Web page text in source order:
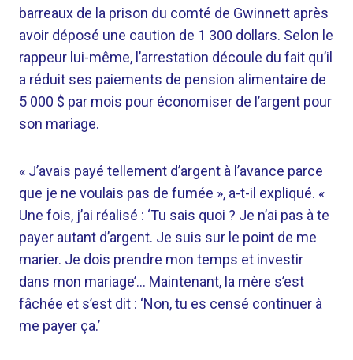
barreaux de la prison du comté de Gwinnett après
avoir déposé une caution de 1 300 dollars. Selon le
rappeur lui-même, l’arrestation découle du fait qu’il
a réduit ses paiements de pension alimentaire de
5 000 $ par mois pour économiser de l’argent pour
son mariage.
« J’avais payé tellement d’argent à l’avance parce
que je ne voulais pas de fumée », a-t-il expliqué. «
Une fois, j’ai réalisé : ‘Tu sais quoi ? Je n’ai pas à te
payer autant d’argent. Je suis sur le point de me
marier. Je dois prendre mon temps et investir
dans mon mariage’… Maintenant, la mère s’est
fâchée et s’est dit : ‘Non, tu es censé continuer à
me payer ça.’